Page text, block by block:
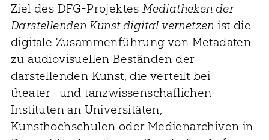
Ziel des DFG-Projektes Mediatheken der
Darstellenden Kunst digital vernetzen ist die
digitale Zusammenführung von Metadaten
zu audiovisuellen Beständen der
darstellenden Kunst, die verteilt bei
theater- und tanzwissenschaflichen
Instituten an Universitäten,
Kunsthochschulen oder Medienarchiven in